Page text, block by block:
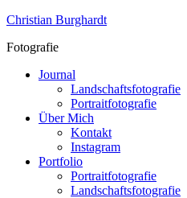
Skip
content
Christian Burghardt
Fotografie
Journal
Landschaftsfotografie
Portraitfotografie
Über Mich
Kontakt
Instagram
Portfolio
Portraitfotografie
Landschaftsfotografie